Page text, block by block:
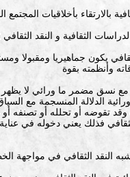
الدلالة المنسجمة مع
تقوضه أو تحلله أو تصنفه أو
فذلك يعني دخوله في عناية